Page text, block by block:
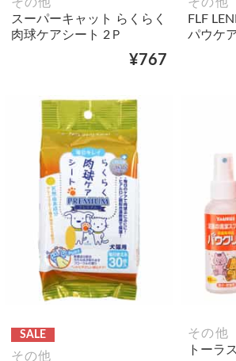
スーパーキャット らくらく
肉球ケアシート 2Ｐ
¥767
FLF
パウケ
SALE
その他
その他
トーラ